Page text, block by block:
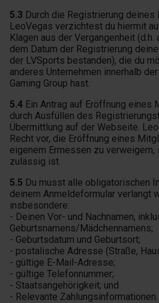
5.3 Durch die Registrierung
LeoVegas verzichtest du hiermit
Klagen aus der Vergangenheit
dem Datum der Registrierung
der LVSports bestanden), die du
anderes Unternehmen innerhalb
Gaming Group hast.
5.4 Ein Antrag auf Eröffnung
durch Ausfüllen des
Übermittlung auf der Webseite.
Recht vor, die Eröffnung eines
eigenem Ermessen zu
zulässig ist.
5.5 Du musst alle obligatorischen
deinem Anmeldeformular verlangt
insbesondere:
- Deinen Vor- und Nachnamen,
Geburtsnamens/Mädchennamens;
- Geburtsdatum und Geburtsort;
- postalische Adresse (Straße,
- gültige E-Mail-Adresse;
- gültige Telefonnummer;
- Staatsangehörigkeit; und
- Relevante Zahlungsinformationen.